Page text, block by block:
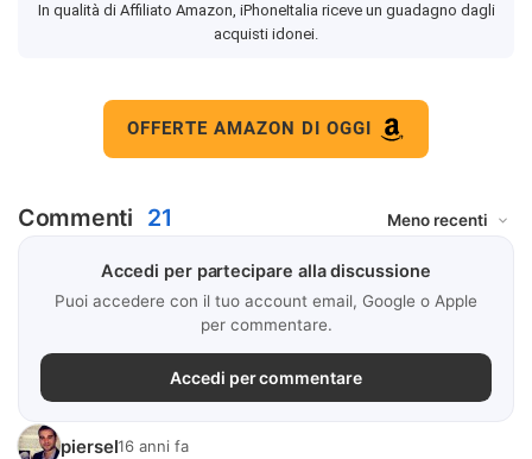
In qualità di Affiliato Amazon, iPhoneItalia riceve un guadagno dagli
acquisti idonei.
OFFERTE AMAZON DI OGGI
Commenti 21
Accedi per partecipare alla discussione
Puoi accedere con il tuo account email, Google o Apple
per commentare.
Accedi per commentare
piersel16 anni fa